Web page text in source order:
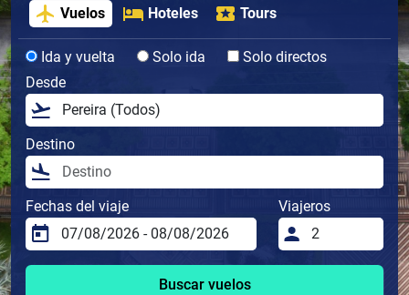
Vuelos Hoteles Tours
Ida y vuelta Solo ida
Solo directos
Desde
Destino
Fechas del viaje Viajeros
Buscar vuelos